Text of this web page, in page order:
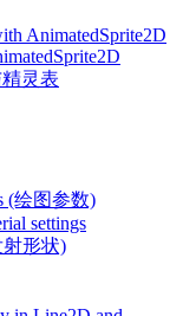
AnimatedSprite2D
精灵表
(绘图参数)
settings
射形状)